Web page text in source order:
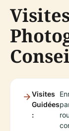
Visites
Guidées
: